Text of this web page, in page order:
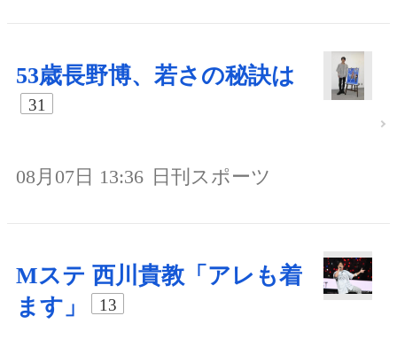
53歳長野博、若さの秘訣は
31
08月07日 13:36 日刊スポーツ
Mステ 西川貴教「アレも着
ます」
13